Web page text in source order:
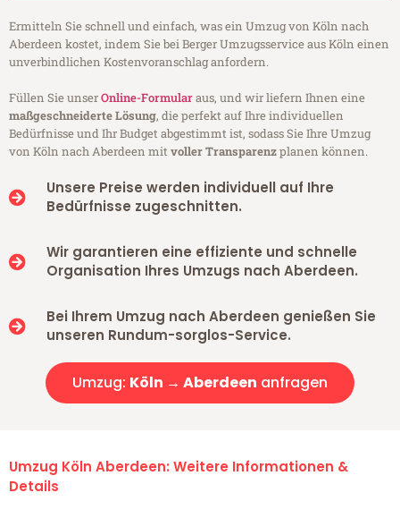
Ermitteln Sie schnell und einfach, was ein Umzug von Köln nach
Aberdeen kostet, indem Sie bei Berger Umzugsservice aus Köln einen
unverbindlichen Kostenvoranschlag anfordern.
Füllen Sie unserOnline-Formularaus, und wir liefern Ihnen eine
maßgeschneiderte Lösung, die perfekt auf Ihre individuellen
Bedürfnisse und Ihr Budget abgestimmt ist, sodass Sie Ihre Umzug
von Köln nach Aberdeen mitvoller Transparenzplanen können.
Unsere Preise werden individuell auf Ihre
Bedürfnisse zugeschnitten.
Wir garantieren eine effiziente und schnelle
Organisation Ihres Umzugs nach Aberdeen.
Bei Ihrem Umzug nach Aberdeen genießen Sie
unseren Rundum-sorglos-Service.
Umzug: Köln → Aberdeen anfragen
Umzug Köln Aberdeen: Weitere Informationen &
Details